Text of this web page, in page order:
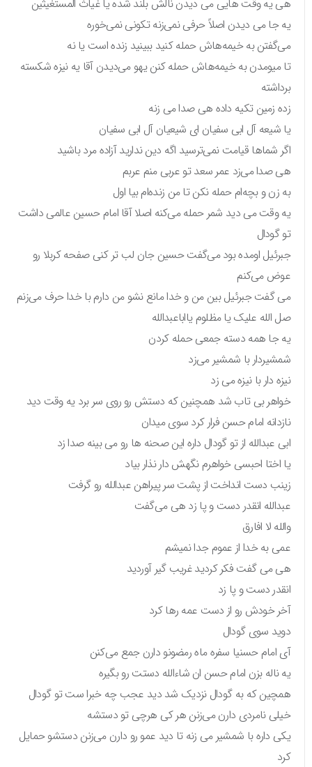
هی یه وقت هایی می دیدن نالش بلند شده یا غیاث المستغیثین
یه جا می دیدن اصلاً حرفی نمی‌زنه تکونی نمی‌خوره
می‌گفتن به خیمه‌هاش حمله کنید ببینید زنده است یا نه
تا میومدن به خیمه‌هاش حمله کنن یهو می‌دیدن آقا یه نیزه شکسته
برداشته
زده زمین تکیه داده هی صدا می زنه
یا شیعه آل ابی سفیان ای شیعیان آل ابی سفیان
اگر شماها قیامت نمی‌ترسید اگه دین ندارید آزاده مرد باشید
هی صدا می‌زد عمر سعد تو عربی منم عربم
به زن و بچه‌ام حمله نکن تا من زنده‌ام بیا اول
یه وقت می دید شمر حمله می‌کنه اصلا آقا امام حسین عالمی داشت
تو گودال
جبرئیل اومده بود می‌گفت حسین جان لب تر کنی صفحه کربلا رو
عوض می‌کنم
می گفت جبرئیل بین من و خدا مانع نشو من دارم با خدا حرف می‌زنم
صل الله علیک یا مظلوم یااباعبدالله
یه جا همه دسته جمعی حمله کردن
شمشیردار با شمشیر می‌زد
نیزه دار با نیزه می زد
خواهر بی تاب شد همچنین که دستش رو روی سر برد یه وقت دید
نازدانه امام حسن فرار کرد سوی میدان
ابی عبدالله از تو گودال داره این صحنه ها رو می بینه صدا زد
یا اختا احبسی خواهرم نگهش دار نذار بیاد
زینب دست انداخت از پشت سر پیراهن عبدالله رو گرفت
عبدالله انقدر دست و پا زد هی می‌گفت
والله لا افارق
عمی به خدا از عموم جدا نمیشم
هی می گفت فکر کردید غریب گیر آوردید
انقدر دست و پا زد
آخر خودش رو از دست عمه رها کرد
دوید سوی گودال
آی امام حسنیا سفره ماه رمضونو دارن جمع می‌کنن
یه ناله بزن امام حسن ان شاءالله دستت رو بگیره
همچین که به گودال نزدیک شد دید عجب چه خبرا ست تو گودال
خیلی نامردی دارن می‌زنن هر کی هرچی تو دستشه
یکی داره با شمشیر می زنه تا دید عمو رو دارن می‌زنن دستشو حمایل
کرد